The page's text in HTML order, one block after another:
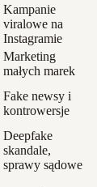
Kampanie
viralowe na
Instagramie
Marketing
małych marek
Fake newsy i
kontrowersje
Deepfake
skandale,
sprawy sądowe